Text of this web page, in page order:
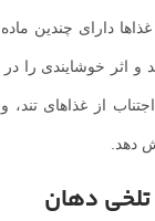
دارای چندین ماده
خوشایندی را در دهان
از غذاهای تند، و پر
دهان